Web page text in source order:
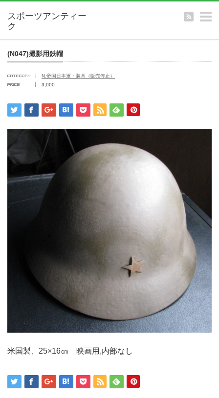
(N047)撮影用鉄帽
N.帝国日本軍・装具（販売停止）
3,000
米国製、25×16㎝ 映画用,内部なし